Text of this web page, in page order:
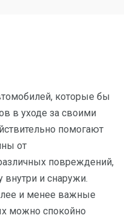
которые бы
в уходе за своими
помогают
от
повреждений,
внутри и снаружи.
и менее важные
можно спокойно